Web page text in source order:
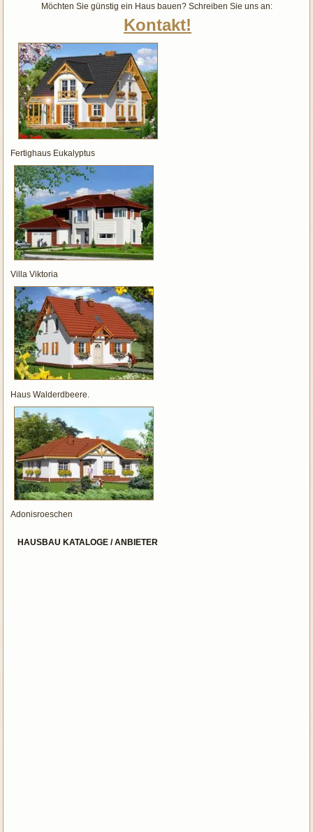
Möchten Sie günstig ein Haus bauen? Schreiben Sie uns an:
Kontakt!
Fertighaus Eukalyptus
Villa Viktoria
Haus Walderdbeere.
Adonisroeschen
HAUSBAU KATALOGE / ANBIETER